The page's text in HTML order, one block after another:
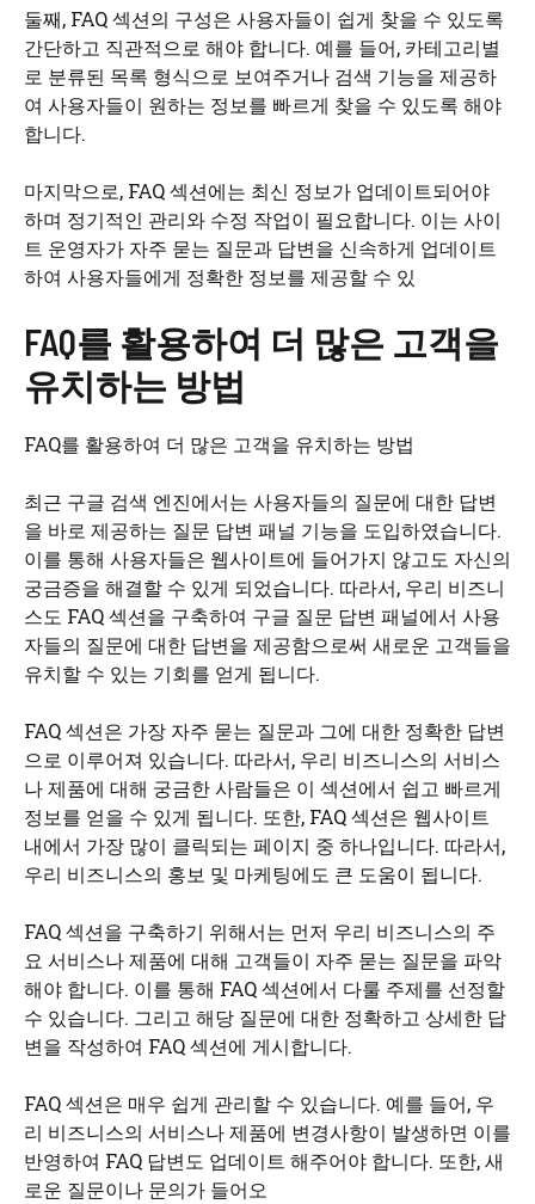
둘째, FAQ 섹션의 구성은 사용자들이 쉽게 찾을 수 있도록
간단하고 직관적으로 해야 합니다. 예를 들어, 카테고리별
로 분류된 목록 형식으로 보여주거나 검색 기능을 제공하
여 사용자들이 원하는 정보를 빠르게 찾을 수 있도록 해야
합니다.
마지막으로, FAQ 섹션에는 최신 정보가 업데이트되어야
하며 정기적인 관리와 수정 작업이 필요합니다. 이는 사이
트 운영자가 자주 묻는 질문과 답변을 신속하게 업데이트
하여 사용자들에게 정확한 정보를 제공할 수 있
FAQ를 활용하여 더 많은 고객을
유치하는 방법
FAQ를 활용하여 더 많은 고객을 유치하는 방법
최근 구글 검색 엔진에서는 사용자들의 질문에 대한 답변
을 바로 제공하는 질문 답변 패널 기능을 도입하였습니다.
이를 통해 사용자들은 웹사이트에 들어가지 않고도 자신의
궁금증을 해결할 수 있게 되었습니다. 따라서, 우리 비즈니
스도 FAQ 섹션을 구축하여 구글 질문 답변 패널에서 사용
자들의 질문에 대한 답변을 제공함으로써 새로운 고객들을
유치할 수 있는 기회를 얻게 됩니다.
FAQ 섹션은 가장 자주 묻는 질문과 그에 대한 정확한 답변
으로 이루어져 있습니다. 따라서, 우리 비즈니스의 서비스
나 제품에 대해 궁금한 사람들은 이 섹션에서 쉽고 빠르게
정보를 얻을 수 있게 됩니다. 또한, FAQ 섹션은 웹사이트
내에서 가장 많이 클릭되는 페이지 중 하나입니다. 따라서,
우리 비즈니스의 홍보 및 마케팅에도 큰 도움이 됩니다.
FAQ 섹션을 구축하기 위해서는 먼저 우리 비즈니스의 주
요 서비스나 제품에 대해 고객들이 자주 묻는 질문을 파악
해야 합니다. 이를 통해 FAQ 섹션에서 다룰 주제를 선정할
수 있습니다. 그리고 해당 질문에 대한 정확하고 상세한 답
변을 작성하여 FAQ 섹션에 게시합니다.
FAQ 섹션은 매우 쉽게 관리할 수 있습니다. 예를 들어, 우
리 비즈니스의 서비스나 제품에 변경사항이 발생하면 이를
반영하여 FAQ 답변도 업데이트 해주어야 합니다. 또한, 새
로운 질문이나 문의가 들어오